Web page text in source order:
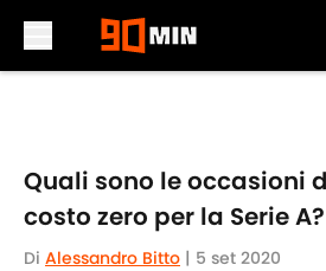
Quali sono le occasioni
costo zero per la Serie A?
Di Alessandro Bitto | 5 set 2020